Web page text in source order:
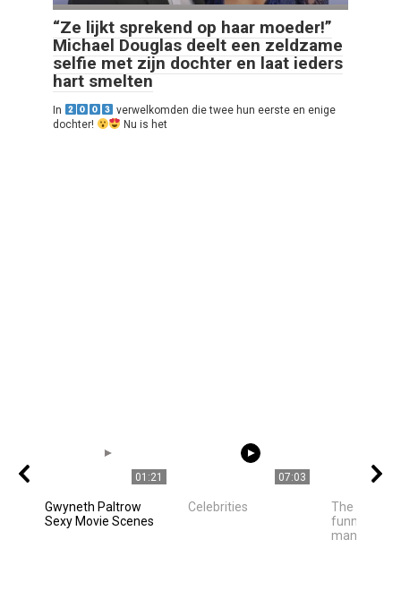
“Ze lijkt sprekend op haar moeder!”
Michael Douglas deelt een zeldzame
selfie met zijn dochter en laat ieders
hart smelten
In
verwelkomden die twee hun eerste en enige
dochter!
Nu is het
01:21
Gwyneth Paltrow
Sexy Movie Scenes
07:03
Celebrities
The owner
funny cat
many of us